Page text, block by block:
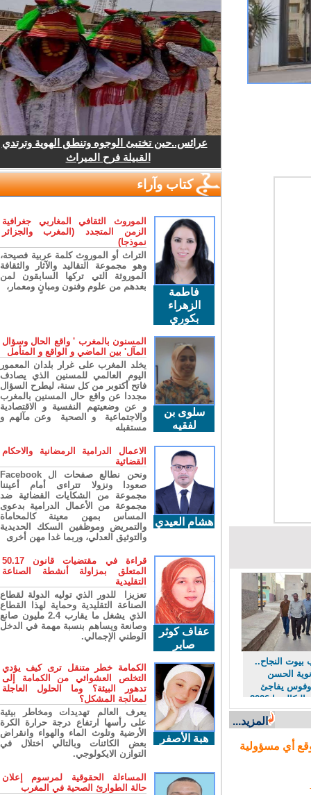
النجاح..
الحسن
يفاجئ
متفوقي البكالوريا 2026
المزيد...
أي مسؤولية
عرائس..حين تختبئ الوجوه وتنطق الهوية وترتدي
القبيلة فرح الميراث
كتاب وآراء
فاطمة
الزهراء
بكوري
الموروث الثقافي المغاربي جغرافية
الزمن المتجدد (المغرب والجزائر
نموذجا)
التراث أو الموروث كلمة عربية فصيحة،
وهو مجموعة التقاليد والآثار والثقافة
الموروثة التي تركها السابقون لمن
بعدهم من علوم وفنون ومبانٍ ومعمار،
سلوى بن
لفقيه
المسنون بالمغرب ' واقع الحال وسؤال
المآل' بين الماضي و الواقع و المتأمل
يخلد المغرب على غرار بلدان المعمور
اليوم العالمي للمسنين الذي يصادف
فاتح أكتوبر من كل سنة، ليطرح السؤال
مجددا عن واقع حال المسنين بالمغرب
و عن وضعيتهم النفسية و الاقتصادية
والاجتماعية و الصحية وعن مآلهم و
مستقبله
هشام العيدي
الاعمال الدرامية الرمضانية والاحكام
القضائية
ونحن نطالع صفحات ال Facebook
صعودا ونزولا تتراءى أمام أعيننا
مجموعة من الشكايات القضائية ضد
مجموعة من الأعمال الدرامية بدعوى
المساس بمهن معينة كالمحاماة
والتمريض وموظفين السكك الحديدية
والتوثيق العدلي، وربما غدا مهن أخرى
عفاف كوثر
صابر
قراءة في مقتضيات قانون 50.17
المتعلق بمزاولة أنشطة الصناعة
التقليدية
تعزيزا للدور الذي توليه الدولة لقطاع
الصناعة التقليدية وحماية لهذا القطاع
الذي يشغل ما يقارب 2.4 مليون صانع
وصانعة ويساهم بنسبة مهمة في الدخل
الوطني الإجمالي.
هبة الأصفر
الكمامة خطر متنقل ترى كيف يؤدي
التخلص العشوائي من الكمامة إلى
تدهور البيئة؟ وما الحلول العاجلة
لمعالجة المشكل؟
يعرف العالم تهديدات ومخاطر بيئية
على رأسها ارتفاع درجة حرارة الكرة
الأرضية وتلوث الماء والهواء وانقراض
بعض الكائنات وبالتالي اختلال في
التوازن الايكولوجي.
المساءلة الحقوقية لمرسوم إعلان
حالة الطوارئ الصحية في المغرب